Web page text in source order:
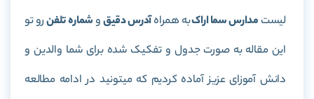
لیست مدارس سما اراکبه همراهآدرس دقیقوشماره تلفنرو تو
این مقاله به صورت جدول و تفکیک شده برای شما والدین و
دانش آموزای عزیز آماده کردیم که میتونید در ادامه مطالعه